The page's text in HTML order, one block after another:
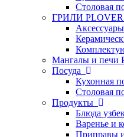
Столовая
ГРИЛИ PLOVER
Мангалы и печи
Посуда
Кухонная
Столовая
Продукты
Блюда
Варенье и
Приправы